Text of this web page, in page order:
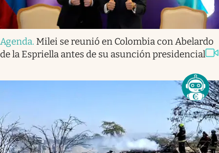
Agenda. Milei se reunió en Colombia con Abelardo
de la Espriella antes de su asunción presidencial